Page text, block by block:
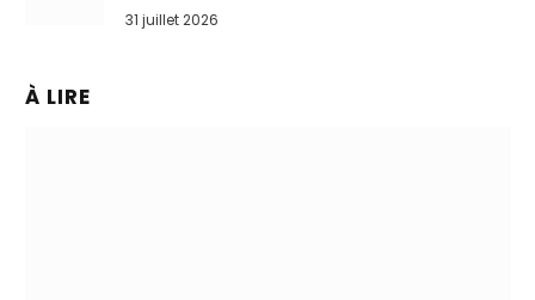
31 juillet 2026
À LIRE